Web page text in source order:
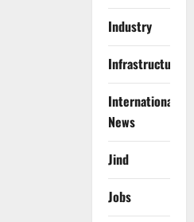
Industry
Infrastructure
International
News
Jind
Jobs